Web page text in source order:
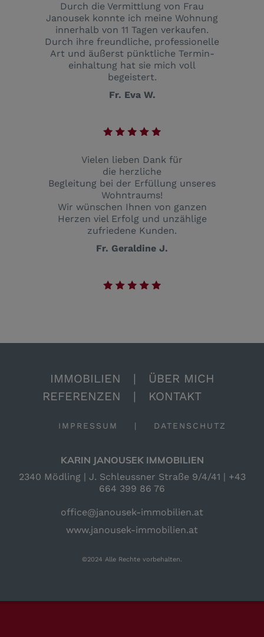
Durch die Vermittlung von Frau
Janousek konnte ich meine Wohnung
innerhalb von 11 Tagen verkaufen.
Durch ihre freundliche, professionelle
Art und äußerst pünktliche Termin­
einhaltung hat sie mich voll
begeistert.
Fr. Eva W.
Vielen lieben Dank für
die herzliche
Begleitung bei der Erfüllung unseres
Wohntraums!
Wir wünschen Ihnen von ganzen
Herzen viel Erfolg und unzählige
zufriedene Kunden.
Fr. Geraldine J.
IMMOBILIEN |
ÜBER MICH
REFERENZEN | KONTAKT
IMPRESSUM | DATENSCHUTZ
KARIN JANOUSEK IMMOBILIEN
2340 Mödling | J. Schleussner Straße 9/4/41 | +43
664 399 86 76
office@janousek-immobilien.at
www.janousek-immobilien.at
©2024 Alle Rechte vorbehalten.